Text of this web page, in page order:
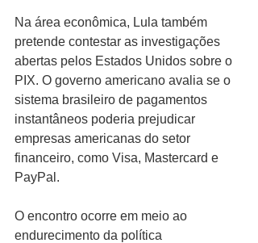
Na área econômica, Lula também
pretende contestar as investigações
abertas pelos Estados Unidos sobre o
PIX. O governo americano avalia se o
sistema brasileiro de pagamentos
instantâneos poderia prejudicar
empresas americanas do setor
financeiro, como Visa, Mastercard e
PayPal.
O encontro ocorre em meio ao
endurecimento da política